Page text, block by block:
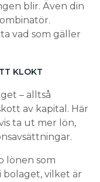
blir. Även din
vad som gäller
KLOKT
– alltså
av kapital. Här
ta ut mer lön,
lönen som
bolaget, vilket är